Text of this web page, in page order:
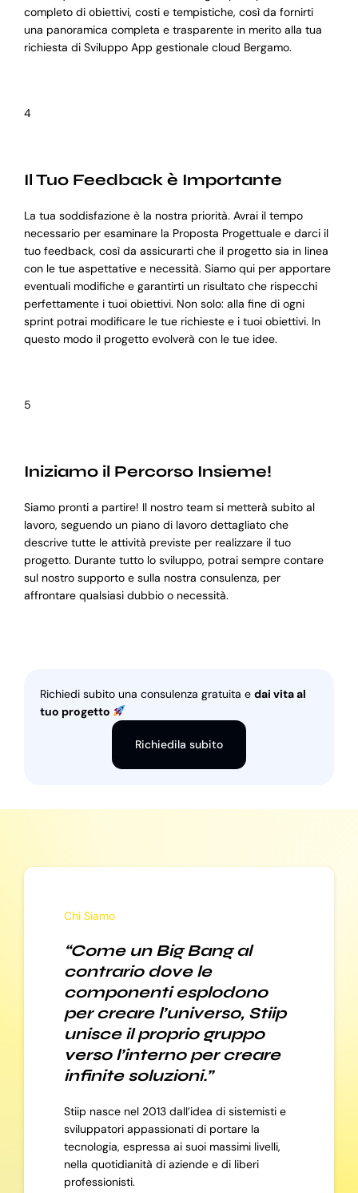
completo di obiettivi, costi e tempistiche, così da fornirti
una panoramica completa e trasparente in merito alla tua
richiesta di Sviluppo App gestionale cloud Bergamo.
4
Il Tuo Feedback è Importante
La tua soddisfazione è la nostra priorità. Avrai il tempo
necessario per esaminare la Proposta Progettuale e darci il
tuo feedback, così da assicurarti che il progetto sia in linea
con le tue aspettative e necessità. Siamo qui per apportare
eventuali modifiche e garantirti un risultato che rispecchi
perfettamente i tuoi obiettivi. Non solo: alla fine di ogni
sprint potrai modificare le tue richieste e i tuoi obiettivi. In
questo modo il progetto evolverà con le tue idee.
5
Iniziamo il Percorso Insieme!
Siamo pronti a partire! Il nostro team si metterà subito al
lavoro, seguendo un piano di lavoro dettagliato che
descrive tutte le attività previste per realizzare il tuo
progetto. Durante tutto lo sviluppo, potrai sempre contare
sul nostro supporto e sulla nostra consulenza, per
affrontare qualsiasi dubbio o necessità.
Richiedi subito una consulenza gratuita e dai vita al
tuo progetto
Richiedila subito
Chi Siamo
“Come un Big Bang al
contrario dove le
componenti esplodono
per creare l’universo, Stiip
unisce il proprio gruppo
verso l’interno per creare
infinite soluzioni.”
Stiip nasce nel 2013 dall’idea di sistemisti e
sviluppatori appassionati di portare la
tecnologia, espressa ai suoi massimi livelli,
nella quotidianità di aziende e di liberi
professionisti.